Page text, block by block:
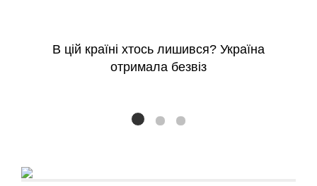
В цій країні хтось лишився? Україна
отримала безвіз